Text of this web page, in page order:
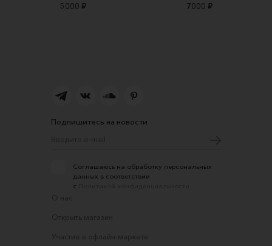
5000 ₽
7000 ₽
Подпишитесь на новости
Соглашаюсь на обработку персональных
данных в соответствии
с
О нас
Открыть магазин
Участие в офлайн-маркете